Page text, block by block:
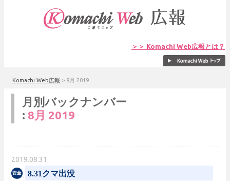
＞＞ Komachi Web広報とは？
Komachi Web広報 > 8月 2019
月別バックナンバー
: 8月 2019
2019.08.31
8.31クマ出没